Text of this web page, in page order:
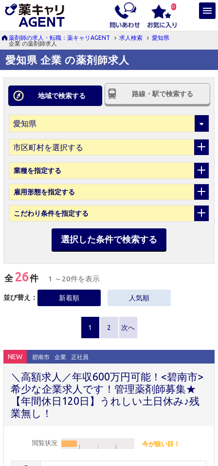
0
薬剤師の求人・転職：薬キャリAGENT 求人検索
愛知県
企業 の薬剤師求人
愛知県 企業 の薬剤師求人
地域で検索する 路線・駅で検索する
市区町村を選択する
業種を指定する
雇用形態を指定する
こだわり条件を指定する
選択した条件で検索する
全26件 1 ～20件を表示
並び替え： 新着順 人気順
1 2 次へ
NEW 碧南市 企業 正社員
＼高額求人／年収600万円可能！<碧南市>
希少な企業求人です！管理薬剤師募集★
【年間休日120日】うれしい土日休み♪残
業無し！
閲覧状況 今が狙い目！